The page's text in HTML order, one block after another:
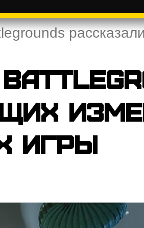
игры